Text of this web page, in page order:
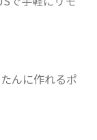
んに作れるポ